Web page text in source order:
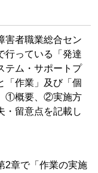
害者職業総合セン
行っている「発達
テム・サポートプ
「作業」及び「個
①概要、②実施方
留意点を記載し
2章で「作業の実施